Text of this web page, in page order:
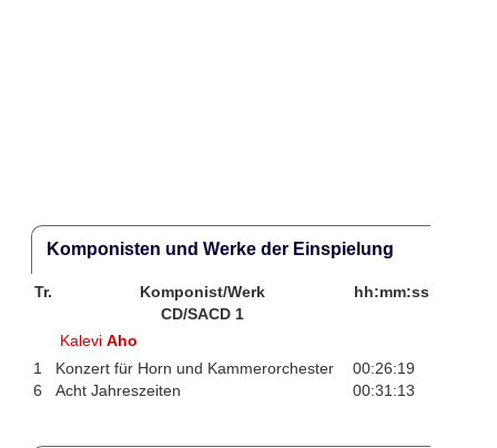
Komponisten und Werke der Einspielung
Tr. Komponist/Werk
hh:mm:ss
CD/SACD 1
KaleviAho
1
Konzert für Horn und Kammerorchester
00:26:19
6
Acht Jahreszeiten 00:31:13